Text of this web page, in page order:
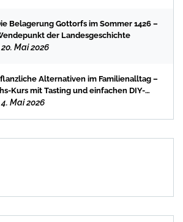
Belagerung Gottorfs im Sommer 1426 –
der Landesgeschichte
20. Mai 2026
Alternativen im Familienalltag –
Kurs mit Tasting und einfachen DIY-
4. Mai 2026